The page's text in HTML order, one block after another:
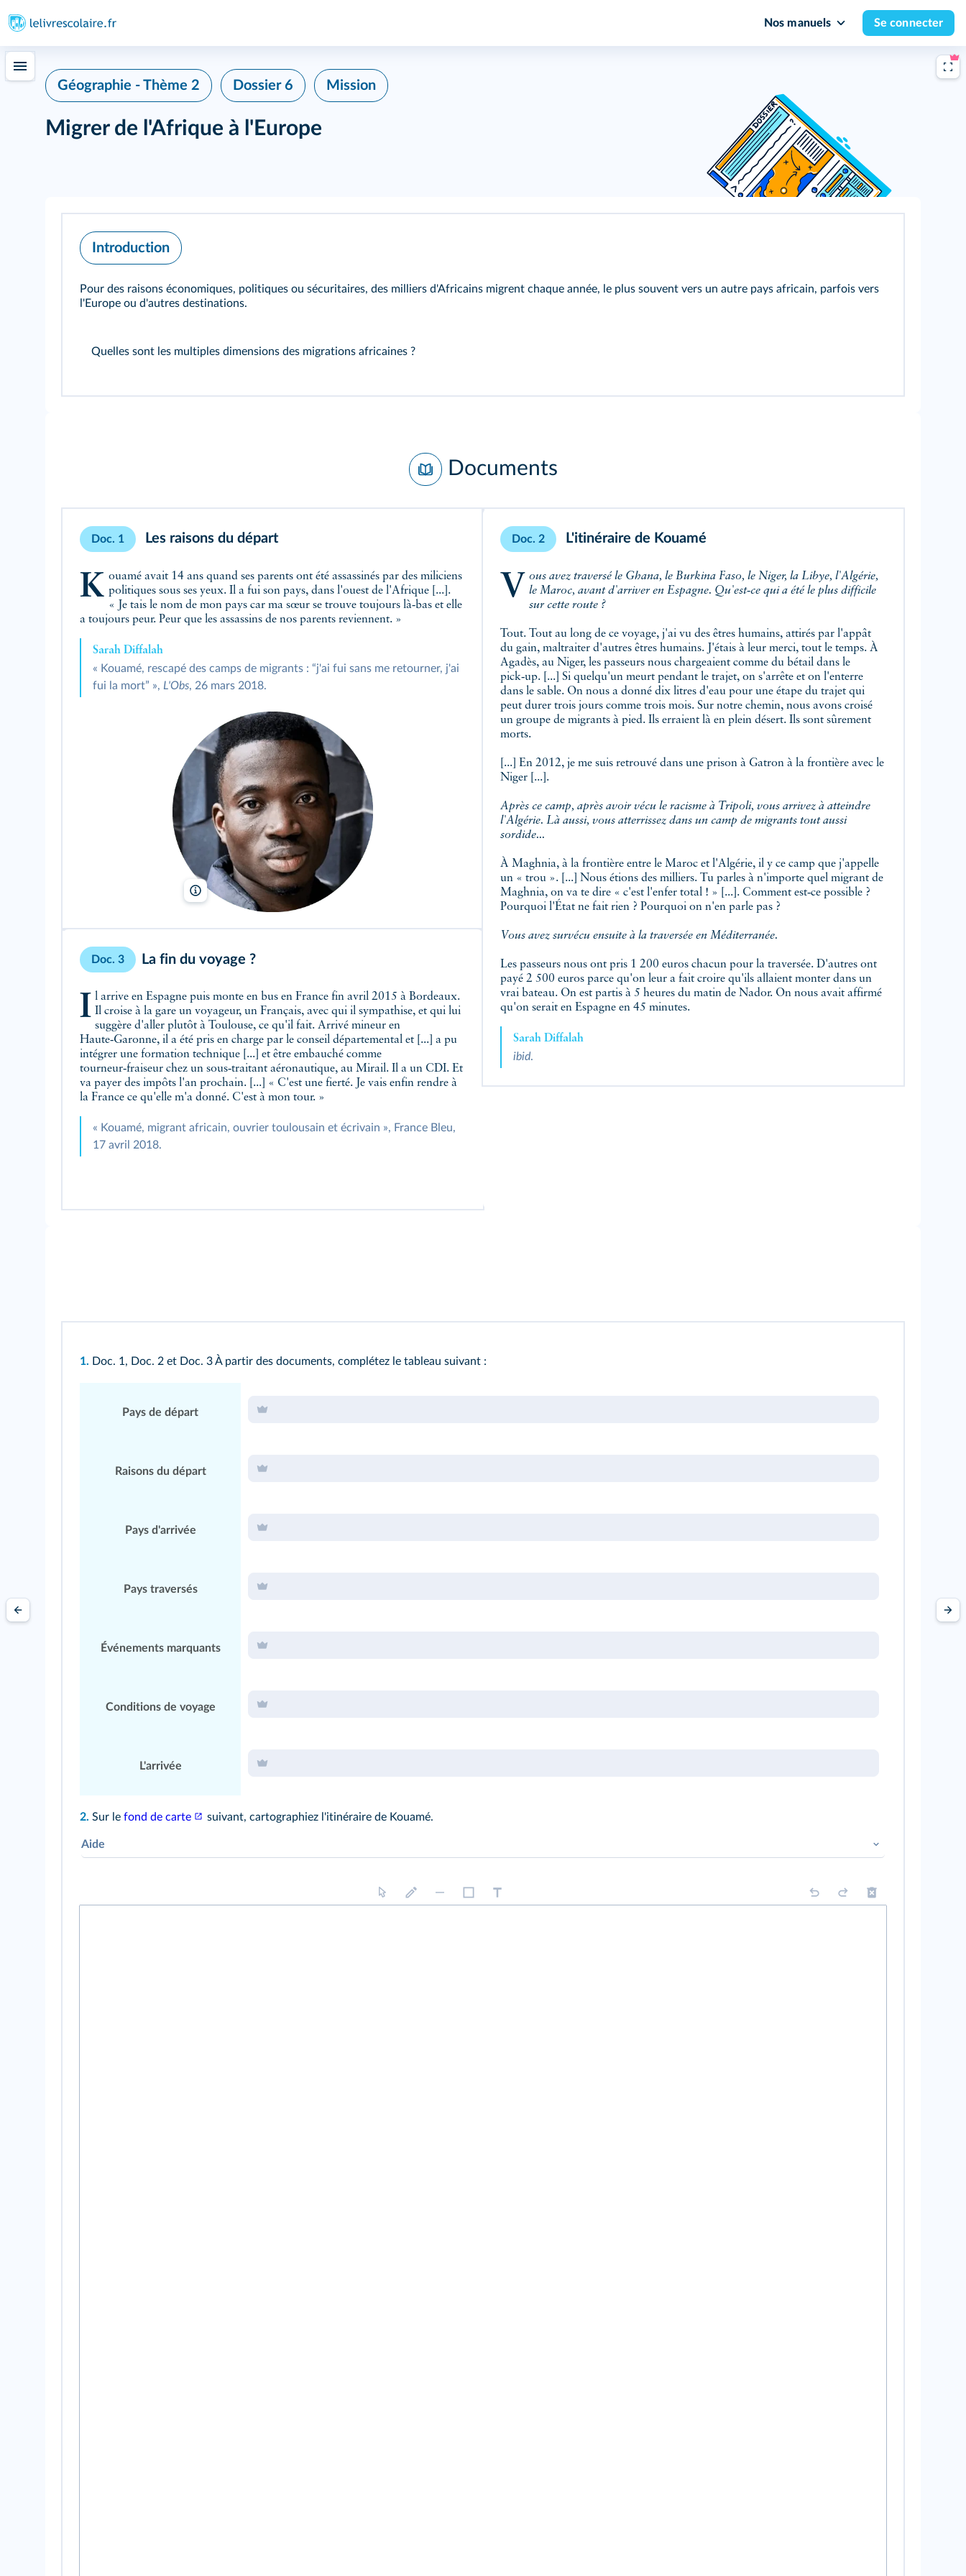
Nos manuels Se connecter
Géographie - Thème 2 Dossier 6 Mission
Migrer de l'Afrique à l'Europe
Introduction
Pour des raisons économiques, politiques ou sécuritaires, des milliers d'Africains migrent chaque année, le plus souvent vers un autre pays africain, parfois vers
l'Europe ou d'autres destinations.
Quelles sont les multiples dimensions des migrations africaines ?
Documents
Doc. 1 Les raisons du départ
Kouamé avait 14 ans quand ses parents ont été assassinés par des miliciens politiques sous ses yeux. Il a fui son pays, dans l'ouest de l'Afrique [...].
« Je tais le nom de mon pays car ma sœur se trouve toujours là‑bas et elle
a toujours peur. Peur que les assassins de nos parents reviennent. »
Sarah Diffalah
« Kouamé, rescapé des camps de migrants : “j'ai fui sans me retourner, j'ai
fui la mort” », L'Obs, 26 mars 2018.
XO éditions/DR
Doc. 3 La fin du voyage ?
Il arrive en Espagne puis monte en bus en France fin avril 2015 à Bordeaux. Il croise à la gare un voyageur, un Français, avec qui il sympathise, et qui lui
suggère d'aller plutôt à Toulouse, ce qu'il fait. Arrivé mineur en
Haute‑Garonne, il a été pris en charge par le conseil départemental et [...] a pu
intégrer une formation technique [...] et être embauché comme
tourneur‑fraiseur chez un sous‑traitant aéronautique, au Mirail. Il a un CDI. Et
va payer des impôts l'an prochain. [...] « C'est une fierté. Je vais enfin rendre à
la France ce qu'elle m'a donné. C'est à mon tour. »
« Kouamé, migrant africain, ouvrier toulousain et écrivain », France Bleu,
17 avril 2018.
Doc. 2 L'itinéraire de Kouamé
Vous avez traversé le Ghana, le Burkina Faso, le Niger, la Libye, l'Algérie, le Maroc, avant d'arriver en Espagne. Qu'est‑ce qui a été le plus difficile
sur cette route ?
Tout. Tout au long de ce voyage, j'ai vu des êtres humains, attirés par l'appât
du gain, maltraiter d'autres êtres humains. J'étais à leur merci, tout le temps. À
Agadès, au Niger, les passeurs nous chargeaient comme du bétail dans le
pick‑up. [...] Si quelqu'un meurt pendant le trajet, on s'arrête et on l'enterre
dans le sable. On nous a donné dix litres d'eau pour une étape du trajet qui
peut durer trois jours comme trois mois. Sur notre chemin, nous avons croisé
un groupe de migrants à pied. Ils erraient là en plein désert. Ils sont sûrement
morts.
[...] En 2012, je me suis retrouvé dans une prison à Gatron à la frontière avec le
Niger [...].
Après ce camp, après avoir vécu le racisme à Tripoli, vous arrivez à atteindre
l'Algérie. Là aussi, vous atterrissez dans un camp de migrants tout aussi
sordide...
À Maghnia, à la frontière entre le Maroc et l'Algérie, il y ce camp que j'appelle
un « trou ». [...] Nous étions des milliers. Tu parles à n'importe quel migrant de
Maghnia, on va te dire « c'est l'enfer total ! » [...]. Comment est‑ce possible ?
Pourquoi l'État ne fait rien ? Pourquoi on n'en parle pas ?
Vous avez survécu ensuite à la traversée en Méditerranée.
Les passeurs nous ont pris 1 200 euros chacun pour la traversée. D'autres ont
payé 2 500 euros parce qu'on leur a fait croire qu'ils allaient monter dans un
vrai bateau. On est partis à 5 heures du matin de Nador. On nous avait affirmé
qu'on serait en Espagne en 45 minutes.
Sarah Diffalah
ibid.
1. Doc. 1, Doc. 2 et Doc. 3À partir des documents, complétez le tableau suivant :
Pays de départ
Raisons du départ
Pays d'arrivée
Pays traversés
Événements marquants
Conditions de voyage
L'arrivée
2. Sur le fond de carte suivant, cartographiez l'itinéraire de Kouamé.
Aide
Pour représenter des étapes, j'utilise des figurés ponctuels (cercles).
Je pense à faire figurer la toponymie (noms de pays et de villes).